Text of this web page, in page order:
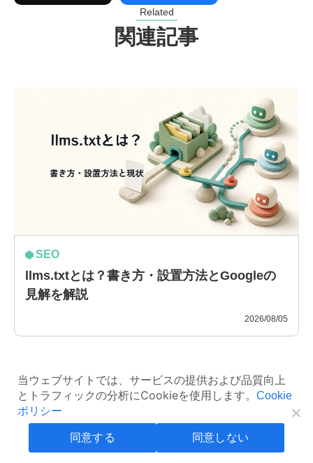
Related
関連記事
SEO
llms.txtとは？書き方・設置方法とGoogleの
見解を解説
2026/08/05
当ウェブサイトでは、サービスの提供および品質向上
とトラフィックの分析にCookieを使用します。 Cookie
ポリシー
同意する 同意しない